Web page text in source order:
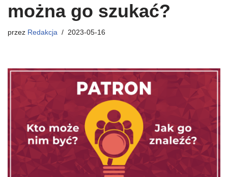
można go szukać?
przez Redakcja 2023-05-16